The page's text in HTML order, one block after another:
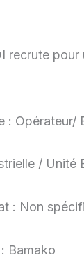
recrute
: Opérateur/
/ Unité
: Non
Bamako